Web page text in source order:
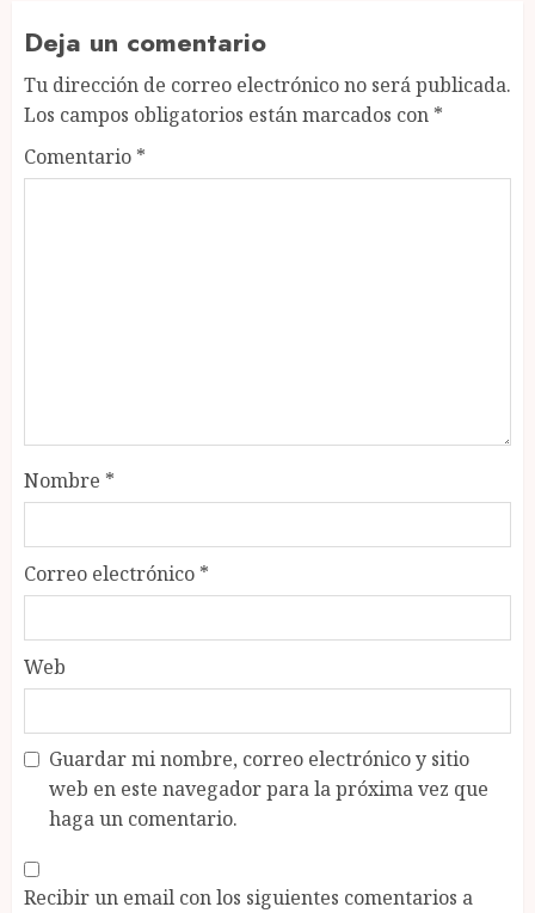
Deja un comentario
Tu dirección de correo electrónico no será publicada.
Los campos obligatorios están marcados con *
Comentario *
Nombre *
Correo electrónico *
Web
Guardar mi nombre, correo electrónico y sitio
web en este navegador para la próxima vez que
haga un comentario.
Recibir un email con los siguientes comentarios a